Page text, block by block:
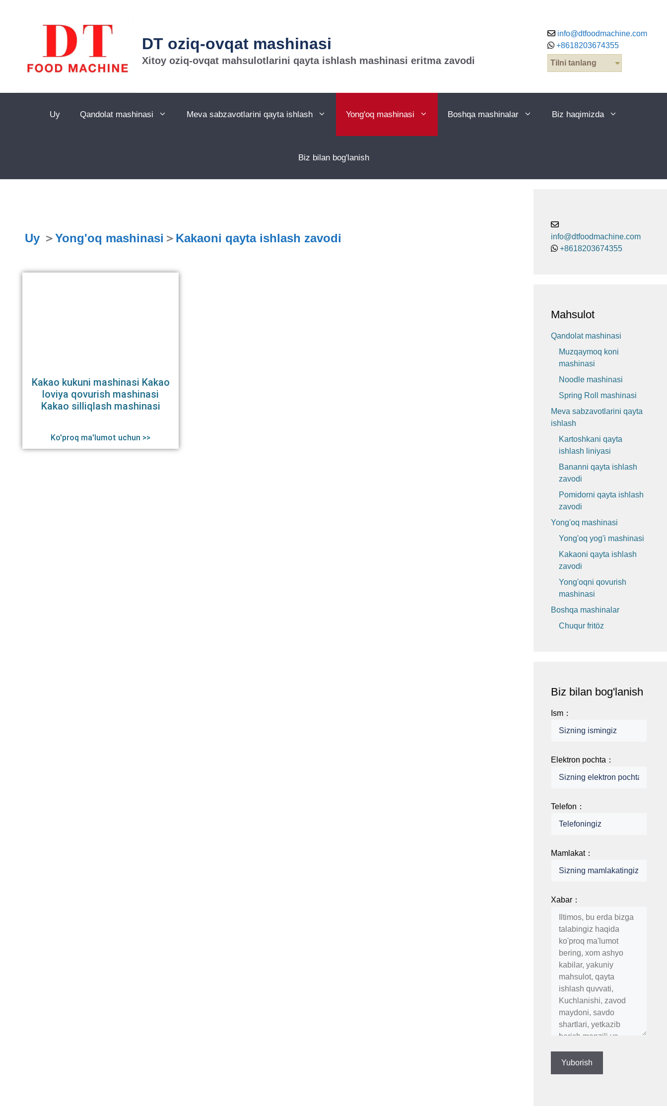
DT oziq-ovqat mashinasi
Xitoy oziq-ovqat mahsulotlarini qayta ishlash mashinasi eritma zavodi
info@dtfoodmachine.com
+8618203674355
Tilni tanlang
Uy Qandolat mashinasi Meva sabzavotlarini qayta ishlash Yong'oq mashinasi Boshqa mashinalar Biz haqimizda
Biz bilan bog'lanish
Uy ＞Yong'oq mashinasi ＞ Kakaoni qayta ishlash zavodi
Kakao kukuni mashinasi Kakao
loviya qovurish mashinasi
Kakao silliqlash mashinasi
Ko'proq ma'lumot uchun >>
info@dtfoodmachine.com
+8618203674355
Mahsulot
Qandolat mashinasi
Muzqaymoq koni
mashinasi
Noodle mashinasi
Spring Roll mashinasi
Meva sabzavotlarini qayta
ishlash
Kartoshkani qayta
ishlash liniyasi
Bananni qayta ishlash
zavodi
Pomidorni qayta ishlash
zavodi
Yong'oq mashinasi
Yong'oq yog'i mashinasi
Kakaoni qayta ishlash
zavodi
Yong'oqni qovurish
mashinasi
Boshqa mashinalar
Chuqur fritöz
Biz bilan bog'lanish
Ism：
Elektron pochta：
Telefon：
Mamlakat：
Xabar：